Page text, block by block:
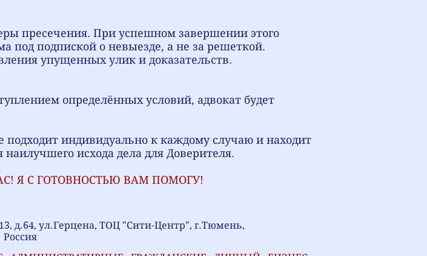
пресечения. При успешном завершении этого
под подпиской о невыезде, а не за решеткой.
упущенных улик и доказательств.
определённых условий, адвокат будет
индивидуально к каждому случаю и находит
исхода дела для Доверителя.
Я С ГОТОВНОСТЬЮ ВАМ ПОМОГУ!
д.64, ул.Герцена, ТОЦ "Сити-Центр", г.Тюмень,
Россия